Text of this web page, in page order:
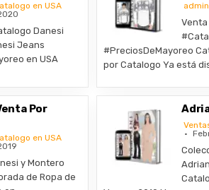
en USA
Danesi
Jeans
en USA
admin
#PreciosDeMayoreo
por Catalogo Ya está
Por
en USA
y Montero
de Ropa de